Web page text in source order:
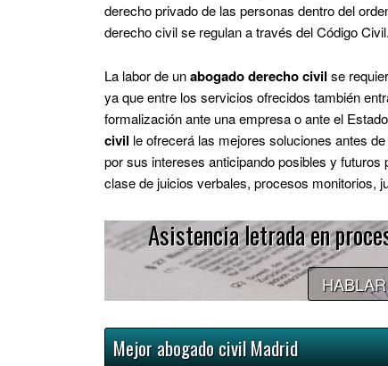
derecho privado de las personas dentro del
derecho civil se regulan a través del Código Civil.
La labor de unabogado derecho civil se
ya que entre los servicios ofrecidos también
formalización ante una empresa o ante el
civil le ofrecerá las mejores soluciones antes
por sus intereses anticipando posibles y
clase de juicios verbales, procesos monitorios,
Asistencia letrada en
Mejor abogado civil Madrid